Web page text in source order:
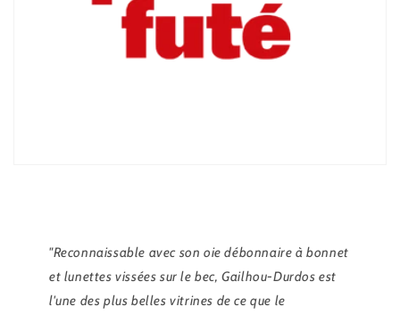
"Reconnaissable avec son oie débonnaire à bonnet
et lunettes vissées sur le bec, Gailhou-Durdos est
l'une des plus belles vitrines de ce que le